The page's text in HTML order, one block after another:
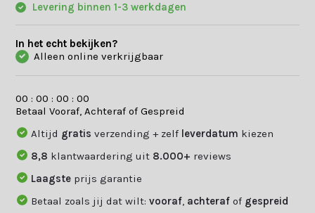
Levering binnen 1-3 werkdagen
In het echt bekijken?
Alleen online verkrijgbaar
00 :00 :00 :00
Betaal Vooraf, Achteraf of Gespreid
Altijd gratisverzending + zelf leverdatum kiezen
8,8 klantwaardering uit 8.000+ reviews
Laagste prijs garantie
Betaal zoals jij dat wilt:vooraf achteraf of gespreid